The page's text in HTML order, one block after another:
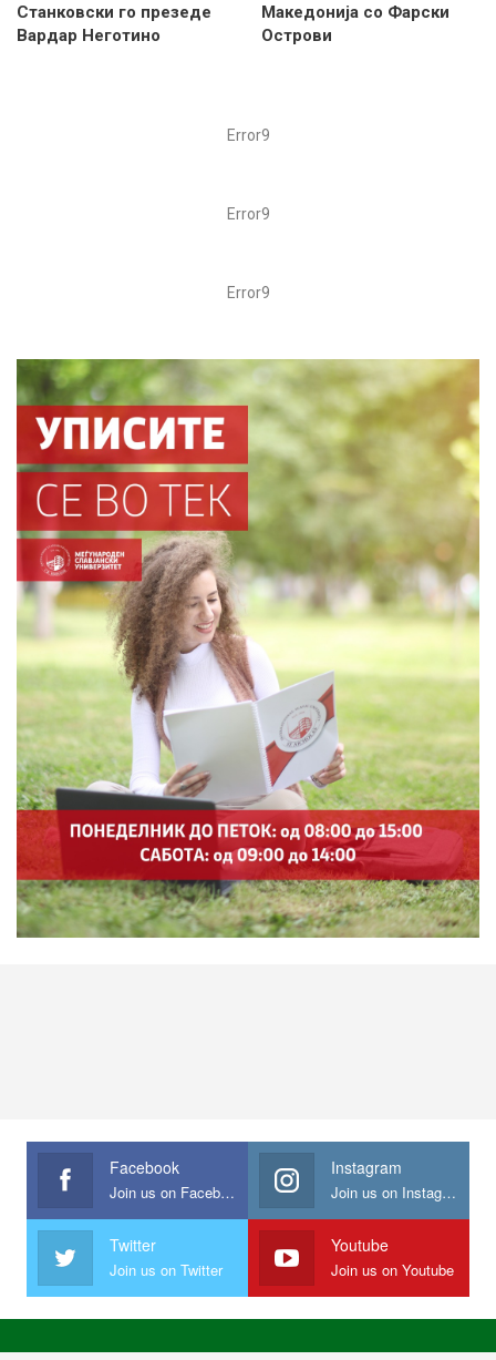
Станковски го презеде
Вардар Неготино
Македонија со Фарски
Острови
Error9
Error9
Error9
Facebook
Join us on Facebook
Instagram
Join us on Instagram
Twitter
Join us on Twitter
Youtube
Join us on Youtube